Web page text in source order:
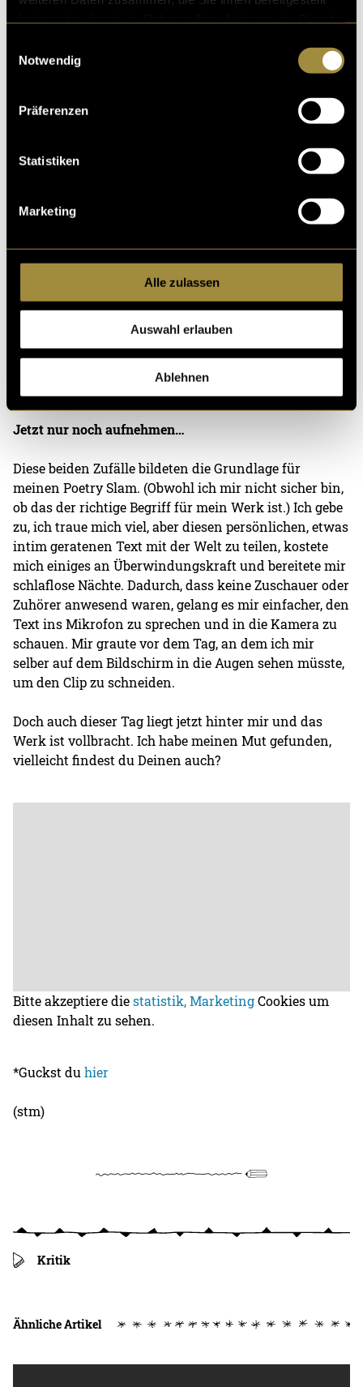
Notwendig
Präferenzen
Statistiken
Marketing
Alle zulassen
Auswahl erlauben
Ablehnen
online über einen ehemaligen Arbeitskollegen
informieren wollte, musste ich feststellen, dass dieser
leider verschieden war. Da er nur ein paar Jahre älter
war als ich, traf mich sein Tod besonders hart. Trotz
seiner starken Social Media Präsenz erfuhr ich erst
drei Monate nach seinem Versterben davon. Ich
machte mir Gedanken, wer sich wohl an mich
Jetzt nur noch aufnehmen…
Diese beiden Zufälle bildeten die Grundlage für
meinen Poetry Slam. (Obwohl ich mir nicht sicher bin,
ob das der richtige Begriff für mein Werk ist.) Ich gebe
zu, ich traue mich viel, aber diesen persönlichen, etwas
intim geratenen Text mit der Welt zu teilen, kostete
mich einiges an Überwindungskraft und bereitete mir
schlaflose Nächte. Dadurch, dass keine Zuschauer oder
Zuhörer anwesend waren, gelang es mir einfacher, den
Text ins Mikrofon zu sprechen und in die Kamera zu
schauen. Mir graute vor dem Tag, an dem ich mir
selber auf dem Bildschirm in die Augen sehen müsste,
um den Clip zu schneiden.
Doch auch dieser Tag liegt jetzt hinter mir und das
Werk ist vollbracht. Ich habe meinen Mut gefunden,
vielleicht findest du Deinen auch?
Bitte akzeptiere diestatistik, MarketingCookies um
diesen Inhalt zu sehen.
*Guckst duhier
(stm)
Kritik
Ähnliche Artikel